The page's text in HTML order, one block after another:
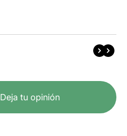
Deja tu opinión